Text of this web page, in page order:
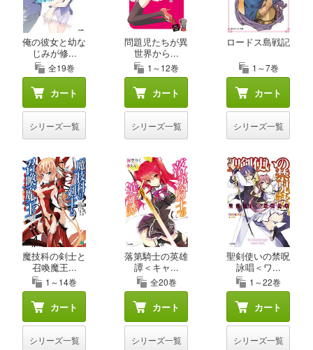
俺の彼女と幼な
じみが修...
全19巻
カート
シリーズ一覧
問題児たちが異
世界から...
1～12巻
カート
シリーズ一覧
ロードス島戦記
1～7巻
カート
シリーズ一覧
魔技科の剣士と
召喚魔王...
1～14巻
カート
シリーズ一覧
落第騎士の英雄
譚＜キャ...
全20巻
カート
シリーズ一覧
聖剣使いの禁呪
詠唱＜ワ...
1～22巻
カート
シリーズ一覧